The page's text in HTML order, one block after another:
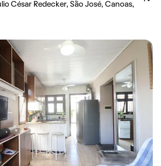
César Redecker, São José, Canoas,